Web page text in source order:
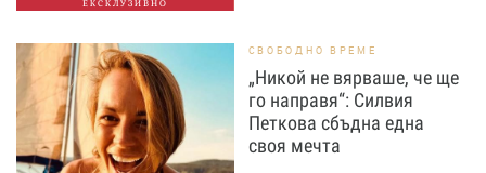
ЕКСКЛУЗИВНО
СВОБОДНО ВРЕМЕ
„Никой не вярваше, че ще
го направя“: Силвия
Петкова сбъдна една
своя мечта